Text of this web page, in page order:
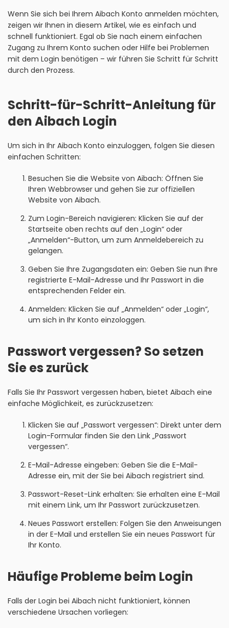
Wenn Sie sich bei Ihrem Aibach Konto anmelden möchten,
zeigen wir Ihnen in diesem Artikel, wie es einfach und
schnell funktioniert. Egal ob Sie nach einem einfachen
Zugang zu Ihrem Konto suchen oder Hilfe bei Problemen
mit dem Login benötigen – wir führen Sie Schritt für Schritt
durch den Prozess.
Schritt-für-Schritt-Anleitung für
den Aibach Login
Um sich in Ihr Aibach Konto einzuloggen, folgen Sie diesen
einfachen Schritten:
Besuchen Sie die Website von Aibach: Öffnen Sie
Ihren Webbrowser und gehen Sie zur offiziellen
Website von Aibach.
Zum Login-Bereich navigieren: Klicken Sie auf der
Startseite oben rechts auf den „Login“ oder
„Anmelden“-Button, um zum Anmeldebereich zu
gelangen.
Geben Sie Ihre Zugangsdaten ein: Geben Sie nun Ihre
registrierte E-Mail-Adresse und Ihr Passwort in die
entsprechenden Felder ein.
Anmelden: Klicken Sie auf „Anmelden“ oder „Login“,
um sich in Ihr Konto einzologgen.
Passwort vergessen? So setzen
Sie es zurück
Falls Sie Ihr Passwort vergessen haben, bietet Aibach eine
einfache Möglichkeit, es zurückzusetzen:
Klicken Sie auf „Passwort vergessen“: Direkt unter dem
Login-Formular finden Sie den Link „Passwort
vergessen“.
E-Mail-Adresse eingeben: Geben Sie die E-Mail-
Adresse ein, mit der Sie bei Aibach registriert sind.
Passwort-Reset-Link erhalten: Sie erhalten eine E-Mail
mit einem Link, um Ihr Passwort zurückzusetzen.
Neues Passwort erstellen: Folgen Sie den Anweisungen
in der E-Mail und erstellen Sie ein neues Passwort für
Ihr Konto.
Häufige Probleme beim Login
Falls der Login bei Aibach nicht funktioniert, können
verschiedene Ursachen vorliegen: